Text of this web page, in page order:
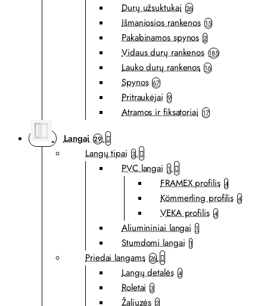
Durų užsuktukai 26
Išmaniosios rankenos 15
Pakabinamos spynos 2
Vidaus durų rankenos 185
Lauko durų rankenos 16
Spynos 67
Pritraukėjai 9
Atramos ir fiksatoriai 17
Langai 29
Langų tipai 3
PVC langai 1
FRAMEX profilis 4
Kömmerling profilis 4
VEKA profilis 4
Aliumininiai langai 1
Stumdomi langai 1
Priedai langams 26
Langų detalės 4
Roletai 3
Žaliuzės 2